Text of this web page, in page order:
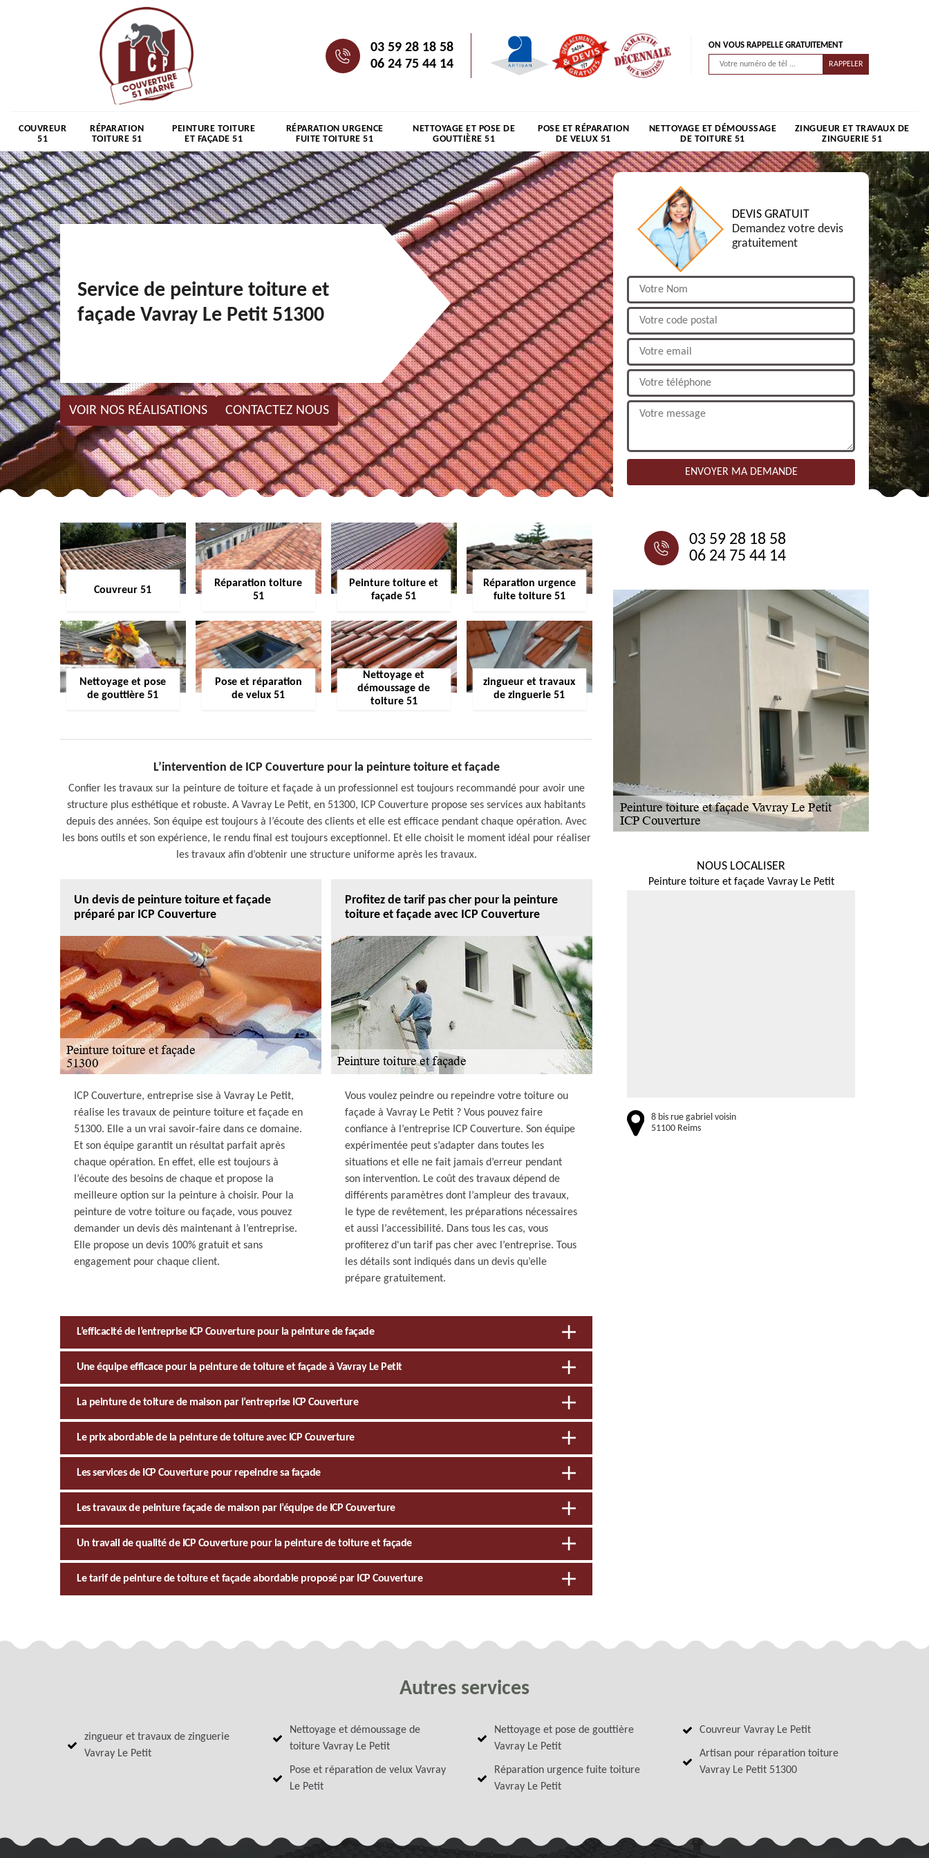
03 59 28 18 58
06 24 75 44 14
ON VOUS RAPPELLE GRATUITEMENT
COUVREUR
51
RÉPARATION
TOITURE 51
PEINTURE TOITURE
ET FAÇADE 51
RÉPARATION URGENCE
FUITE TOITURE 51
NETTOYAGE ET POSE DE
GOUTTIÈRE 51
POSE ET RÉPARATION
DE VELUX 51
NETTOYAGE ET DÉMOUSSAGE
DE TOITURE 51
ZINGUEUR ET TRAVAUX DE
ZINGUERIE 51
Service de peinture toiture et
façade Vavray Le Petit 51300
VOIR NOS RÉALISATIONS CONTACTEZ NOUS
Couvreur 51
Réparation toiture
51
Peinture toiture et
façade 51
Réparation urgence
fuite toiture 51
Nettoyage et pose
de gouttière 51
Pose et réparation
de velux 51
Nettoyage et
démoussage de
toiture 51
zingueur et travaux
de zinguerie 51
L’intervention de ICP Couverture pour la peinture toiture et façade
Confier les travaux sur la peinture de toiture et façade à un professionnel est toujours recommandé pour avoir une
structure plus esthétique et robuste. A Vavray Le Petit, en 51300, ICP Couverture propose ses services aux habitants
depuis des années. Son équipe est toujours à l’écoute des clients et elle est efficace pendant chaque opération. Avec
les bons outils et son expérience, le rendu final est toujours exceptionnel. Et elle choisit le moment idéal pour réaliser
les travaux afin d’obtenir une structure uniforme après les travaux.
Un devis de peinture toiture et façade
préparé par ICP Couverture
ICP Couverture, entreprise sise à Vavray Le Petit,
réalise les travaux de peinture toiture et façade en
51300. Elle a un vrai savoir-faire dans ce domaine.
Et son équipe garantit un résultat parfait après
chaque opération. En effet, elle est toujours à
l’écoute des besoins de chaque et propose la
meilleure option sur la peinture à choisir. Pour la
peinture de votre toiture ou façade, vous pouvez
demander un devis dès maintenant à l’entreprise.
Elle propose un devis 100% gratuit et sans
engagement pour chaque client.
Profitez de tarif pas cher pour la peinture
toiture et façade avec ICP Couverture
Vous voulez peindre ou repeindre votre toiture ou
façade à Vavray Le Petit ? Vous pouvez faire
confiance à l’entreprise ICP Couverture. Son équipe
expérimentée peut s’adapter dans toutes les
situations et elle ne fait jamais d’erreur pendant
son intervention. Le coût des travaux dépend de
différents paramètres dont l’ampleur des travaux,
le type de revêtement, les préparations nécessaires
et aussi l’accessibilité. Dans tous les cas, vous
profiterez d'un tarif pas cher avec l’entreprise. Tous
les détails sont indiqués dans un devis qu’elle
prépare gratuitement.
L’efficacité de l’entreprise ICP Couverture pour la peinture de façade
Une équipe efficace pour la peinture de toiture et façade à Vavray Le Petit
La peinture de toiture de maison par l’entreprise ICP Couverture
Le prix abordable de la peinture de toiture avec ICP Couverture
Les services de ICP Couverture pour repeindre sa façade
Les travaux de peinture façade de maison par l’équipe de ICP Couverture
Un travail de qualité de ICP Couverture pour la peinture de toiture et façade
Le tarif de peinture de toiture et façade abordable proposé par ICP Couverture
DEVIS GRATUIT
Demandez votre devis
gratuitement
03 59 28 18 58
06 24 75 44 14
NOUS LOCALISER
Peinture toiture et façade Vavray Le Petit
8 bis rue gabriel voisin
51100 Reims
Autres services
zingueur et travaux de zinguerie
Vavray Le Petit
Nettoyage et démoussage de
toiture Vavray Le Petit
Pose et réparation de velux Vavray
Le Petit
Nettoyage et pose de gouttière
Vavray Le Petit
Réparation urgence fuite toiture
Vavray Le Petit
Couvreur Vavray Le Petit
Artisan pour réparation toiture
Vavray Le Petit 51300